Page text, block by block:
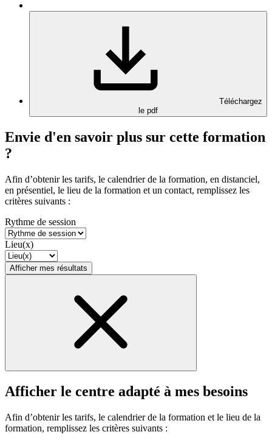
Téléchargez
le pdf
Envie d'en savoir plus sur cette formation
?
Afin d’obtenir les tarifs, le calendrier de la formation, en distanciel,
en présentiel, le lieu de la formation et un contact, remplissez les
critères suivants :
Rythme de session
Lieu(x)
Afficher mes résultats
Afficher le centre adapté à mes besoins
Afin d’obtenir les tarifs, le calendrier de la formation et le lieu de la
formation, remplissez les critères suivants :